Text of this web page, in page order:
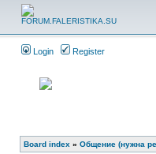
Login Register
Board index » Общение (нужна